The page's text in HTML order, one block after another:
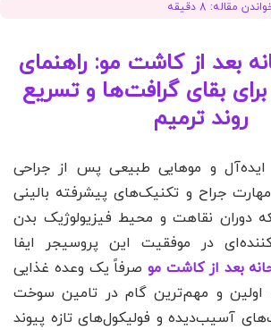
مقاله: 8 دقیقه
بعد از کاشت مو: راهنمای
بقای گرافت‌ها و تسریع
روند ترمیم
ایده‌آل و موهایی طبیعی پس از جراحی
جراح و تکنیک‌های پیشرفته بالینی
دوران نقاهت و محیط فیزیولوژیک بدن
در موفقیت این پروسیجر ایفا
بعد از کاشت موصرفاً یک وعده غذایی
اولین و مهم‌ترین گام در تامین سوخت
آسیب‌دیده و فولیکول‌های تازه پیوند